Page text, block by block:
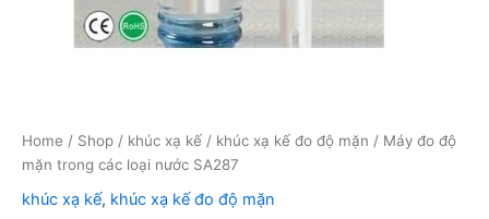
Home / Shop / khúc xạ kế / khúc xạ kế đo độ mặn / Máy đo độ
mặn trong các loại nước SA287
khúc xạ kế, khúc xạ kế đo độ mặn